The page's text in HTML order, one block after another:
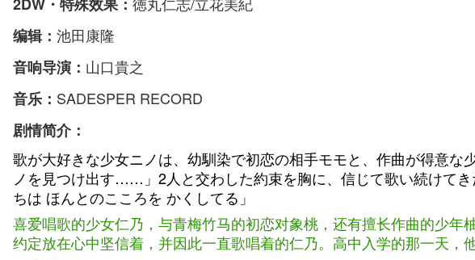
编辑： 池田康隆
音响导演： 山口貴之
音乐： SADESPER RECORD
剧情简介：
歌が大好きな少女ニノは、幼馴染で初恋の相手モモと、作曲が得意
ノを見つけ出す……」2人と交わした約束を胸に、信じて歌い続け
ちは ほんとのこころを かくしてる」
喜爱唱歌的少女仁乃，与青梅竹马的初恋对象桃，还有擅长作曲的少
约定放在心中坚信着，并因此一直歌唱着的仁乃。高中入学的那一天